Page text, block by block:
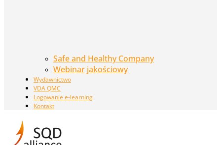
Safe and Healthy Company
Webinar jakościowy
Wydawnictwo
VDA QMC
Logowanie e-learning
Kontakt